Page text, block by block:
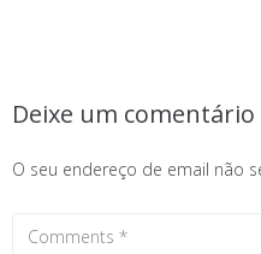
Deixe um comentário
O seu endereço de email não